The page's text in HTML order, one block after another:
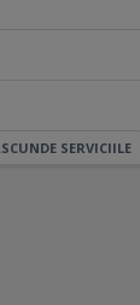
SERVICIILE